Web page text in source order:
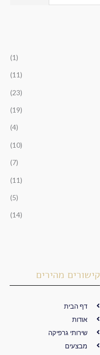
(1)
(11)
(23)
(19)
(4)
(10)
(7)
(11)
(5)
(14)
קישורים מהירים
דף הבית
אודות
שירותי גרפיקה
מבצעים